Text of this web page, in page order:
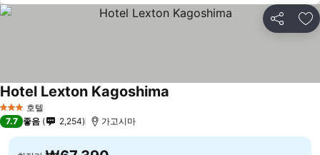
공유 즐
3 성급 호텔
Hotel Lexton Kagoshima
7.7 좋음 2,254 가고시마